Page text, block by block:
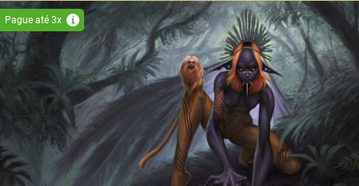
Pague até 3x